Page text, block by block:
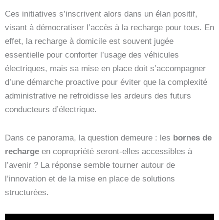
Ces initiatives s’inscrivent alors dans un élan positif,
visant à démocratiser l’accès à la recharge pour tous. En
effet, la recharge à domicile est souvent jugée
essentielle pour conforter l’usage des véhicules
électriques, mais sa mise en place doit s’accompagner
d’une démarche proactive pour éviter que la complexité
administrative ne refroidisse les ardeurs des futurs
conducteurs d’électrique.
Dans ce panorama, la question demeure : les bornes de
recharge en copropriété seront-elles accessibles à
l’avenir ? La réponse semble tourner autour de
l’innovation et de la mise en place de solutions
structurées.